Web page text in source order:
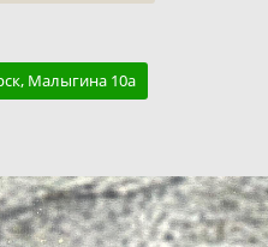
Малыгина 10а